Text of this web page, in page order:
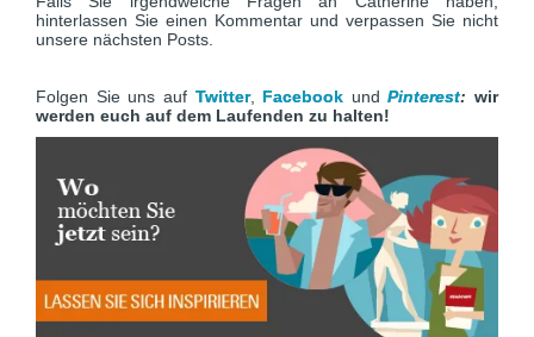
hinterlassen Sie einen Kommentar und verpassen Sie nicht
unsere nächsten Posts.
Folgen Sie uns auf Twitter,Facebook undPinterest: wir
werden euch auf dem Laufenden zu halten!